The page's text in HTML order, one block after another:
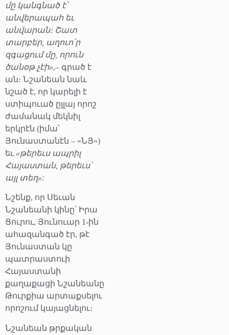
մը կանգնած է՝
անվերապահ եւ
անվարան։ Շատ
տարբեր, աղուո՛ր
զգացում մը, որուն
ծանօթ չէի»,– գրած է
ան։ Նշանեան նաև
նշած է, որ կարելի է
ստիպուած ըլլայ որոշ
ժամանակ մեկնիլ
երկրէն (իմա՝
Յունաստանէն – «ՆՅ»)
եւ «թերեւս ապրիլ
Հայաստան, թերեւս՝
այլ տեղ»:
Նշենք, որ Սեւան
Նշանեանի կինը՝ Իրա
Ցուրու, Յունուար 1-ին
ահազանգած էր, թէ
Յունաստան կը
պատրաստուի
Հայաստանի
քաղաքացի Նշանեանը
Թուրքիա արտաքսելու
որոշում կայացնելու։
Նշանեան թրքական